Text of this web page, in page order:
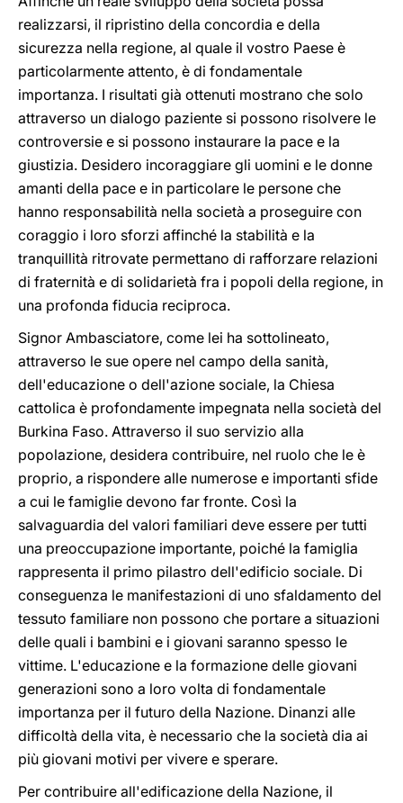
realizzarsi, il ripristino della concordia e della
sicurezza nella regione, al quale il vostro Paese è
particolarmente attento, è di fondamentale
importanza. I risultati già ottenuti mostrano che solo
attraverso un dialogo paziente si possono risolvere le
controversie e si possono instaurare la pace e la
giustizia. Desidero incoraggiare gli uomini e le donne
amanti della pace e in particolare le persone che
hanno responsabilità nella società a proseguire con
coraggio i loro sforzi affinché la stabilità e la
tranquillità ritrovate permettano di rafforzare relazioni
di fraternità e di solidarietà fra i popoli della regione, in
una profonda fiducia reciproca.
Signor Ambasciatore, come lei ha sottolineato,
attraverso le sue opere nel campo della sanità,
dell'educazione o dell'azione sociale, la Chiesa
cattolica è profondamente impegnata nella società del
Burkina Faso. Attraverso il suo servizio alla
popolazione, desidera contribuire, nel ruolo che le è
proprio, a rispondere alle numerose e importanti sfide
a cui le famiglie devono far fronte. Così la
salvaguardia del valori familiari deve essere per tutti
una preoccupazione importante, poiché la famiglia
rappresenta il primo pilastro dell'edificio sociale. Di
conseguenza le manifestazioni di uno sfaldamento del
tessuto familiare non possono che portare a situazioni
delle quali i bambini e i giovani saranno spesso le
vittime. L'educazione e la formazione delle giovani
generazioni sono a loro volta di fondamentale
importanza per il futuro della Nazione. Dinanzi alle
difficoltà della vita, è necessario che la società dia ai
più giovani motivi per vivere e sperare.
Per contribuire all'edificazione della Nazione, il